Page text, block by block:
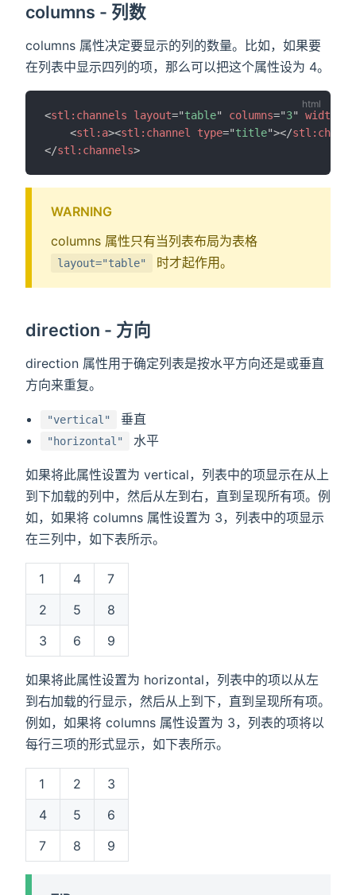
columns - 列数
columns 属性决定要显示的列的数量。比如，如果要
在列表中显示四列的项，那么可以把这个属性设为 4。
<stl: channels layout="table" columns="3" width
<stl: a><stl: channel type="title"></stl:
</stl: channels>
WARNING
columns 属性只有当列表布局为表格
layout="table" 时才起作用。
direction - 方向
direction 属性用于确定列表是按水平方向还是或垂直
方向来重复。
"vertical" 垂直
"horizontal" 水平
如果将此属性设置为 vertical，列表中的项显示在从上
到下加载的列中，然后从左到右，直到呈现所有项。例
如，如果将 columns 属性设置为 3，列表中的项显示
在三列中，如下表所示。
1 4
7
2
5
8
3
6 9
如果将此属性设置为 horizontal，列表中的项以从左
到右加载的行显示，然后从上到下，直到呈现所有项。
例如，如果将 columns 属性设置为 3，列表的项将以
每行三项的形式显示，如下表所示。
1 2
3
4
5
6
7
8 9